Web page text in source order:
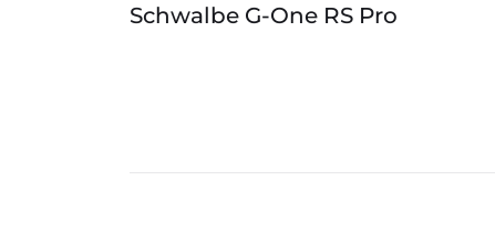
Schwalbe G-One RS Pro